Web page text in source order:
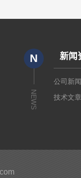
N
NEWS
新闻
公司新
技术文